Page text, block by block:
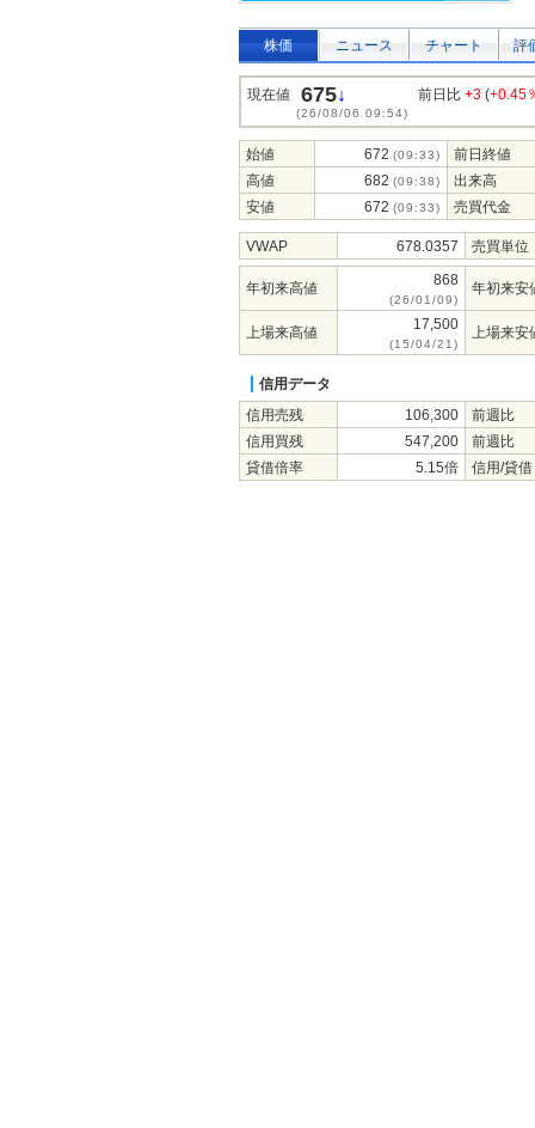
株価 ニュース チャート 評
現在値 675↓
(26/08/06 09:54)
前日比 +3 (+0.45
始値 672 (09:33)
前日終値
高値
682 (09:38)
出来高
安値
672 (09:33) 売買代金
VWAP 678.0357 売買単位
年初来高値 868
(26/01/09)
年初来安
上場来高値 17,500
(15/04/21)
上場来安
信用データ
信用売残
106,300
前週比
信用買残
547,200
前週比
貸借倍率
5.15倍 信用/貸借